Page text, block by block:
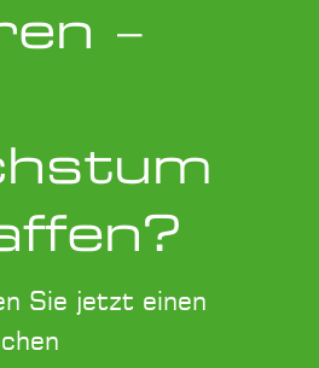
–
Sie jetzt einen